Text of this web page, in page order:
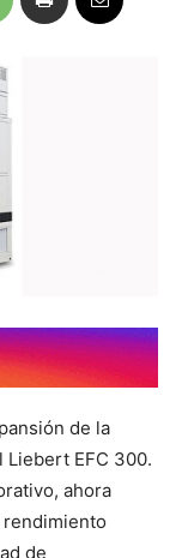
de la
Liebert EFC 300.
ahora
de